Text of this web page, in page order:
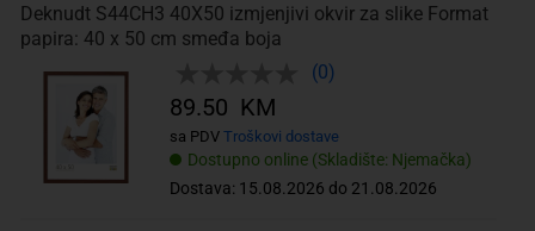
Deknudt S44CH3 40X50 izmjenjivi okvir za slike Format
papira: 40 x 50 cm smeđa boja
(0)
Dostupno online (Skladište: Njemačka)
Dostava: 15.08.2026 do 21.08.2026
89.50 KM
sa PDV Troškovi dostave